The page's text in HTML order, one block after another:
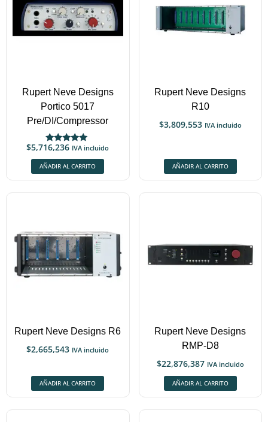
Rupert Neve Designs
Portico 5017
Pre/DI/Compressor
Valorado
con
5.00
de 5
$5,716,236 IVA incluido
AÑADIR AL CARRITO
Rupert Neve Designs
R10
$3,809,553 IVA incluido
AÑADIR AL CARRITO
Rupert Neve Designs R6
$2,665,543 IVA incluido
AÑADIR AL CARRITO
Rupert Neve Designs
RMP-D8
$22,876,387 IVA incluido
AÑADIR AL CARRITO